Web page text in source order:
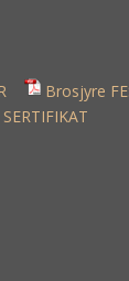
Brosjyre